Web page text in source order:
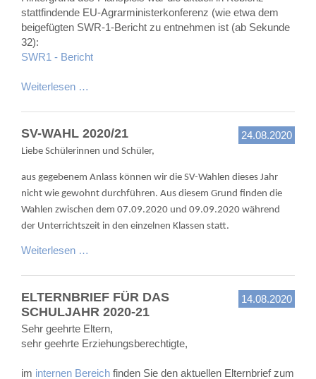
stattfindende EU-Agrarministerkonferenz (wie etwa dem
beigefügten SWR-1-Bericht zu entnehmen ist (ab Sekunde
32):
SWR1 - Bericht
Weiterlesen …
24.08.2020
SV-WAHL 2020/21
Liebe Schülerinnen und Schüler,
aus gegebenem Anlass können wir die SV-Wahlen dieses Jahr
nicht wie gewohnt durchführen. Aus diesem Grund finden die
Wahlen zwischen dem 07.09.2020 und 09.09.2020 während
der Unterrichtszeit in den einzelnen Klassen statt.
Weiterlesen …
14.08.2020
ELTERNBRIEF FÜR DAS
SCHULJAHR 2020-21
Sehr geehrte Eltern,
sehr geehrte Erziehungsberechtigte,
im internen Bereich finden Sie den aktuellen Elternbrief zum